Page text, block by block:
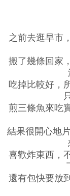
之前去逛早市
搬了幾條回家
吃掉比較好，
煎三條魚來吃
結果很開心地
喜歡炸東西，
還有包快要放